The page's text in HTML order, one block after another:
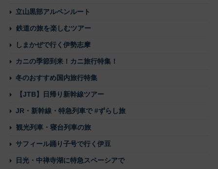
立山黒部アルペンルート
鉄道の旅を楽しむツアー
しまかぜで行く伊勢志摩
カニの季節到来！カニ旅行特集！
冬のおすすめ国内旅行特集
【JTB】日帰り新幹線ツアー
JR・新幹線・特急列車で #ずらし旅
観光列車・寝台列車の旅
サフィール踊り子号で行く伊豆
日光・中禅寺湖に特急スペーシアで